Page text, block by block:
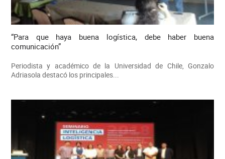
“Para que haya buena logística, debe haber buena
comunicación”
Periodista y académico de la Universidad de Chile, Gonzalo
Adriasola destacó los principales...